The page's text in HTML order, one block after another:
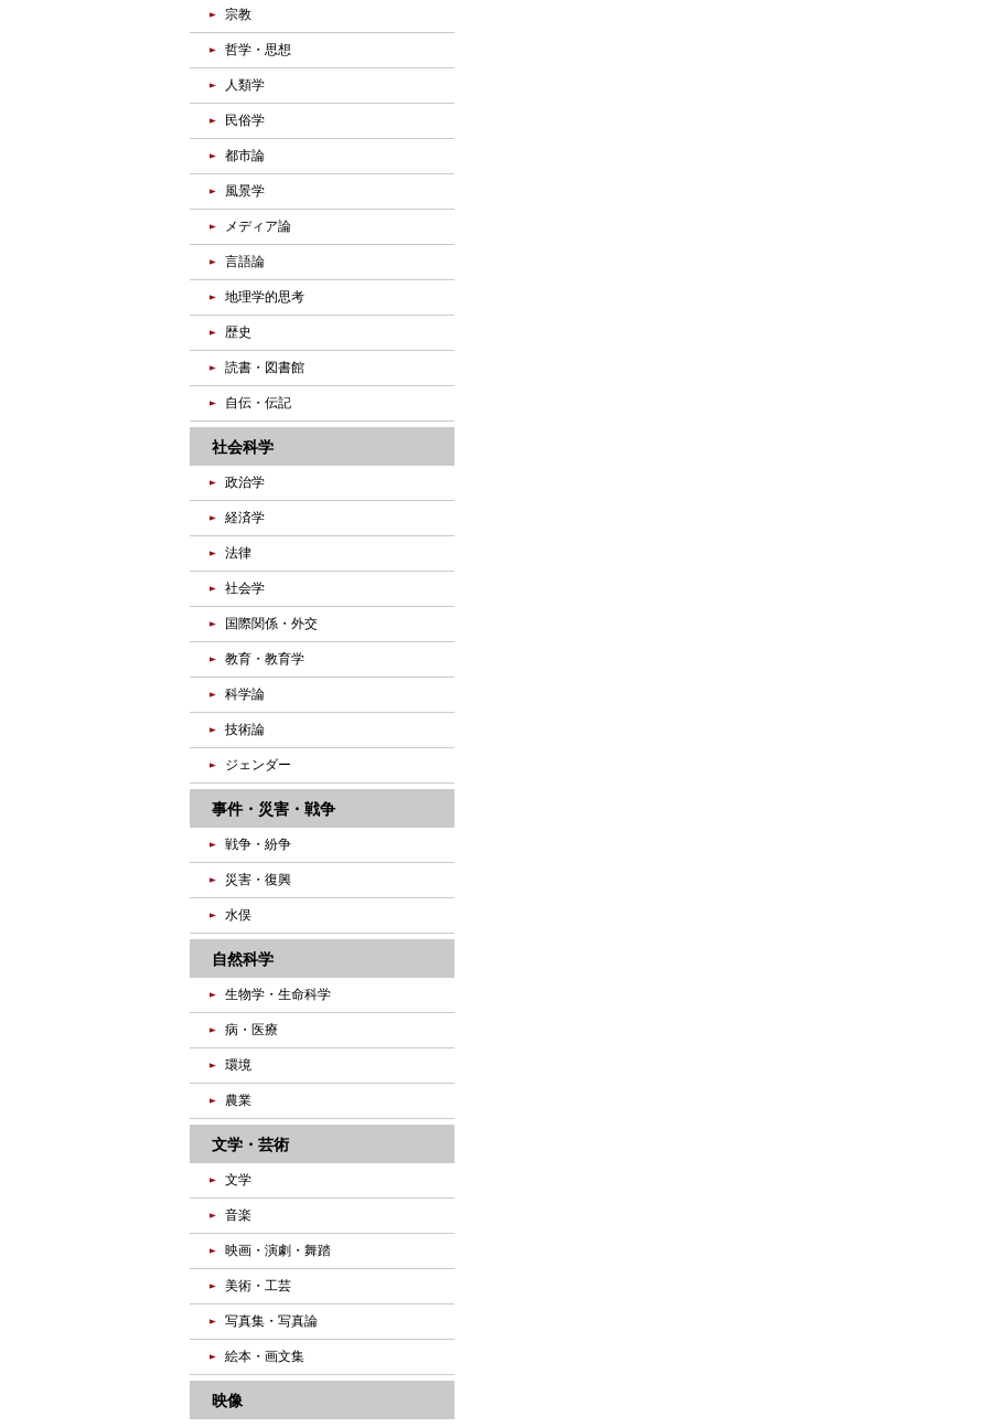
宗教
哲学・思想
人類学
民俗学
都市論
風景学
メディア論
言語論
地理学的思考
歴史
読書・図書館
自伝・伝記
社会科学
政治学
経済学
法律
社会学
国際関係・外交
教育・教育学
科学論
技術論
ジェンダー
事件・災害・戦争
戦争・紛争
災害・復興
水俣
自然科学
生物学・生命科学
病・医療
環境
農業
文学・芸術
文学
音楽
映画・演劇・舞踏
美術・工芸
写真集・写真論
絵本・画文集
映像